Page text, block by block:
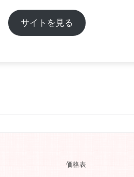
サイトを見る
価格表